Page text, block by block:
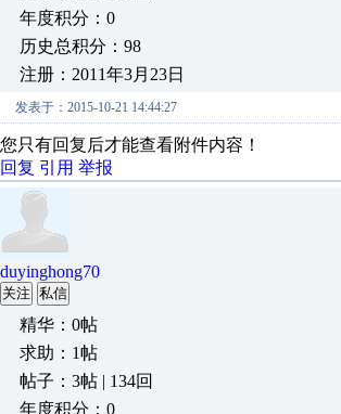
年度积分：0
历史总积分：98
注册：2011年3月23日
发表于：2015-10-21 14:44:27
您只有回复后才能查看附件内容！
回复 引用 举报
duyinghong70
关注 私信
精华：0帖
求助：1帖
帖子：3帖 | 134回
年度积分：0